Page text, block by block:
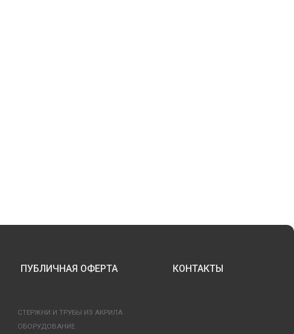
ПУБЛИЧНАЯ ОФЕРТА КОНТАКТЫ
СТЕРЖНИ И ТРУБЫ ИЗ АКРИЛА
ОБОРУДОВАНИЕ